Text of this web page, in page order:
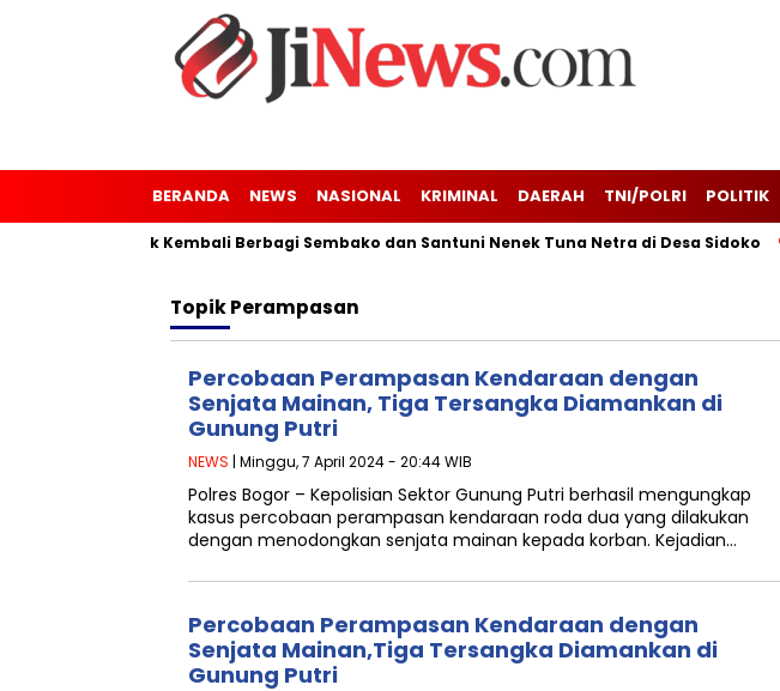
BERANDA NEWS NASIONAL KRIMINAL DAERAH TNI/POLRI POLITIK
Kaler-Kresek Kembali Berbagi Sembako dan Santuni Nenek Tuna Netra di Desa Sidoko
TopikPerampasan
Percobaan Perampasan Kendaraan dengan
Senjata Mainan, Tiga Tersangka Diamankan di
Gunung Putri
NEWS | Minggu, 7 April 2024 - 20:44 WIB
Polres Bogor – Kepolisian Sektor Gunung Putri berhasil mengungkap
kasus percobaan perampasan kendaraan roda dua yang dilakukan
dengan menodongkan senjata mainan kepada korban. Kejadian…
Percobaan Perampasan Kendaraan dengan
Senjata Mainan,Tiga Tersangka Diamankan di
Gunung Putri